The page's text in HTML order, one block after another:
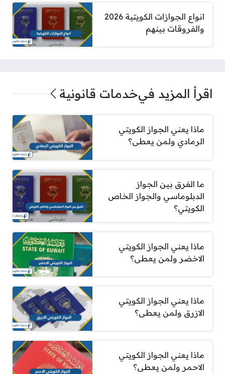
انواع الجوازات الكويتية 2026
والفروقات بينهم
اقرأ المزيد فيخدمات قانونية
ماذا يعني الجواز الكويتي
الرمادي ولمن يعطى؟
ما الفرق بين الجواز
الدبلوماسي والجواز الخاص
الكويتي؟
ماذا يعني الجواز الكويتي
الاخضر ولمن يعطى؟
ماذا يعني الجواز الكويتي
الازرق ولمن يعطى؟
ماذا يعني الجواز الكويتي
الاحمر ولمن يعطى؟